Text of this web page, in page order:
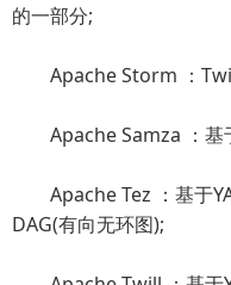
的一部分;
Apache Storm ：
Apache Samza ：基
Apache Tez ：基于
DAG(有向无环图);